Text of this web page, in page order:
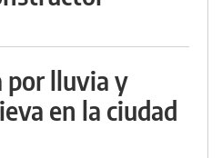
por lluvia y
en la ciudad